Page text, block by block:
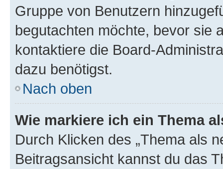
Gruppe von Benutzern
begutachten möchte, bevor sie
kontaktiere die Board-
dazu benötigst.
Nach oben
Wie markiere ich ein Thema
Durch Klicken des „Thema als
Beitragsansicht kannst du das